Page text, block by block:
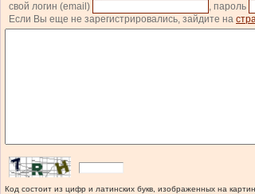
свой логин (email)
, пароль
Если Вы еще не зарегистрировались, зайдите на
Код состоит из цифр и латинских букв, изображенных на